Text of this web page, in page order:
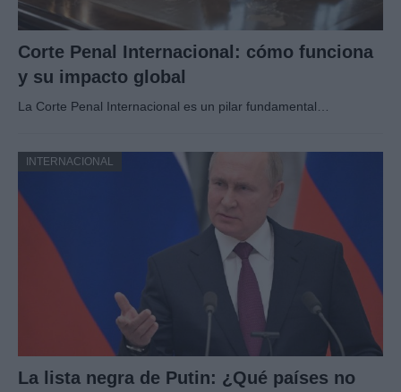
Corte Penal Internacional: cómo funciona
y su impacto global
La Corte Penal Internacional es un pilar fundamental…
INTERNACIONAL
La lista negra de Putin: ¿Qué países no